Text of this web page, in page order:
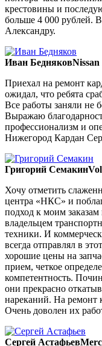
крестовины и
больше 4 000 рублей.
Александру.
Иван Бедняков
Приехал на ремонт
ожидал, что ребята
Все работы заняли не
Выражаю
профессионализм и
Нижегород Кардан
Григорий Семакин
Хочу отметить
центра «НКС» и
подход к моим
владельцем
техники. И
всегда отправлял в
хорошие цены на
прием, четкое
компетентность.
они прекрасно
нареканий. На ремонт
Очень доволен их
Сергей Астафьев